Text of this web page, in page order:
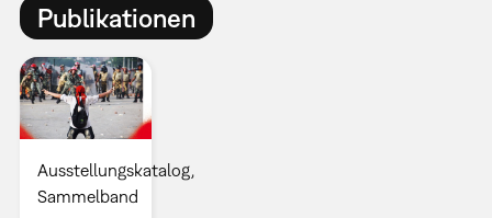
Publikationen
Ausstellungskatalog
Sammelband